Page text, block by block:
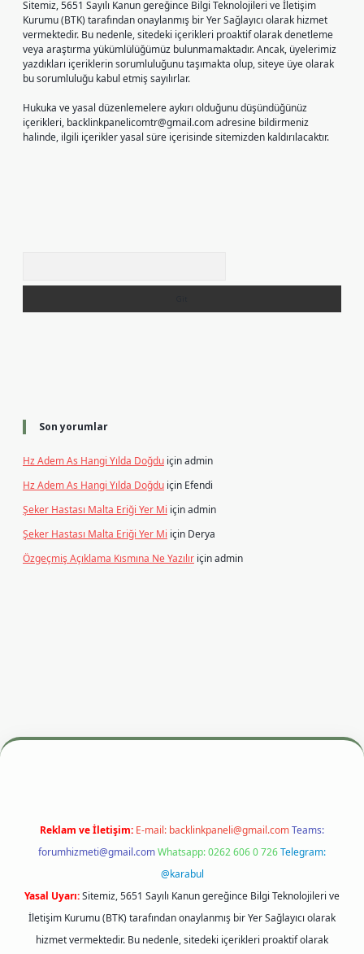
Sitemiz, 5651 Sayılı Kanun gereğince Bilgi Teknolojileri ve İletişim
Kurumu (BTK) tarafından onaylanmış bir Yer Sağlayıcı olarak hizmet
vermektedir. Bu nedenle, sitedeki içerikleri proaktif olarak denetleme
veya araştırma yükümlülüğümüz bulunmamaktadır. Ancak, üyelerimiz
yazdıkları içeriklerin sorumluluğunu taşımakta olup, siteye üye olarak
bu sorumluluğu kabul etmiş sayılırlar.
Hukuka ve yasal düzenlemelere aykırı olduğunu düşündüğünüz
içerikleri, backlinkpanelicomtr@gmail.comadresine bildirmeniz
halinde, ilgili içerikler yasal süre içerisinde sitemizden kaldırılacaktır.
Son yorumlar
Hz Adem As Hangi Yılda Doğdu içinadmin
Hz Adem As Hangi Yılda Doğdu için Efendi
Şeker Hastası Malta Eriği Yer Mi içinadmin
Şeker Hastası Malta Eriği Yer Mi için Derya
Özgeçmiş Açıklama Kısmına Ne Yazılır içinadmin
giriş adresibetexper.xyzm elexbet
Reklam ve İletişim: E-mail: backlinkpaneli@gmail.comTeams:
forumhizmeti@gmail.comWhatsapp: 0262 606 0 726Telegram:
@karabul
Yasal Uyarı:Sitemiz, 5651 Sayılı Kanun gereğince Bilgi Teknolojileri ve
İletişim Kurumu (BTK) tarafından onaylanmış bir Yer Sağlayıcı olarak
hizmet vermektedir. Bu nedenle, sitedeki içerikleri proaktif olarak